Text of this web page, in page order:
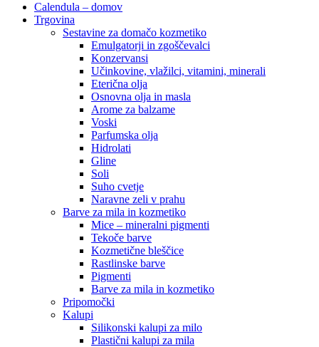
Calendula – domov
Trgovina
Sestavine za domačo kozmetiko
Emulgatorji in zgoščevalci
Konzervansi
Učinkovine, vlažilci, vitamini, minerali
Eterična olja
Osnovna olja in masla
Arome za balzame
Voski
Parfumska olja
Hidrolati
Gline
Soli
Suho cvetje
Naravne zeli v prahu
Barve za mila in kozmetiko
Mice – mineralni pigmenti
Tekoče barve
Kozmetične bleščice
Rastlinske barve
Pigmenti
Barve za mila in kozmetiko
Pripomočki
Kalupi
Silikonski kalupi za milo
Plastični kalupi za mila